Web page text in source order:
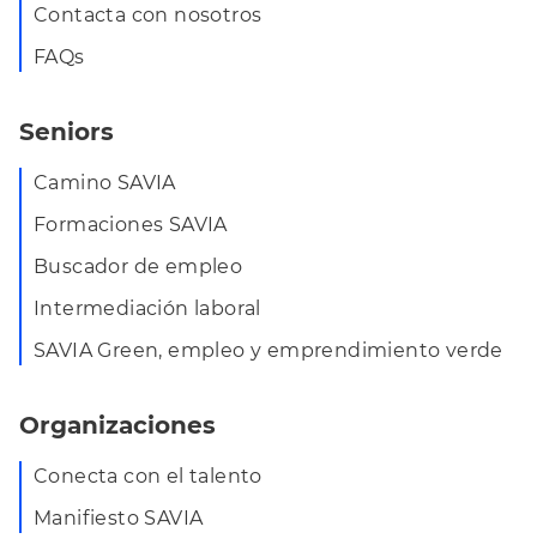
Contacta con nosotros
FAQs
Seniors
Camino SAVIA
Formaciones SAVIA
Buscador de empleo
Intermediación laboral
SAVIA Green, empleo y emprendimiento verde
Organizaciones
Conecta con el talento
Manifiesto SAVIA